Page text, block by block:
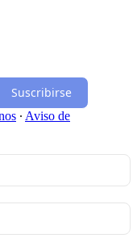
Suscribirse
∙ Aviso de